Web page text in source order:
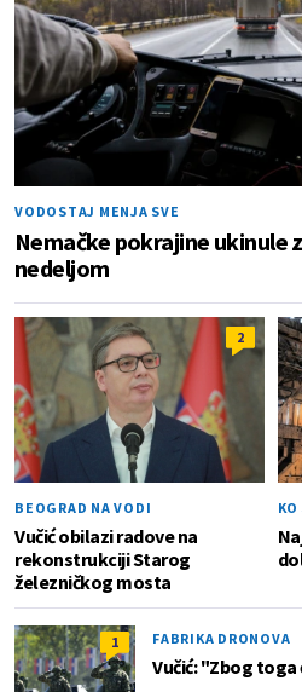
VODOSTAJ MENJA SVE
Nemačke pokrajine ukinule
nedeljom
2
BEOGRAD NA VODI
Vučić obilazi radove na
rekonstrukciji Starog
železničkog mosta
1 FABRIKA DRONOVA
Vučić: "Zbog